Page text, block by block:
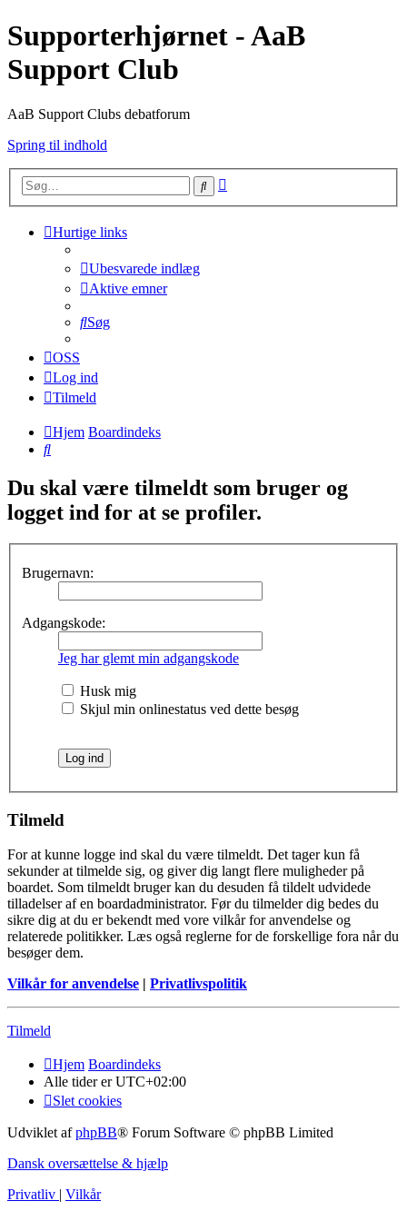
Supporterhjørnet - AaB
Support Club
AaB Support Clubs debatforum
Spring til indhold
Søg
Hurtige links
Ubesvarede indlæg
Aktive emner
Søg
OSS
Log ind
Tilmeld
Hjem Boardindeks
Søg
Du skal være tilmeldt som bruger og
logget ind for at se profiler.
Brugernavn:
Adgangskode:
Jeg har glemt min adgangskode
Husk mig
Skjul min onlinestatus ved dette besøg
Tilmeld
For at kunne logge ind skal du være tilmeldt. Det tager kun få
sekunder at tilmelde sig, og giver dig langt flere muligheder på
boardet. Som tilmeldt bruger kan du desuden få tildelt udvidede
tilladelser af en boardadministrator. Før du tilmelder dig bedes du
sikre dig at du er bekendt med vore vilkår for anvendelse og
relaterede politikker. Læs også reglerne for de forskellige fora når du
besøger dem.
Vilkår for anvendelse | Privatlivspolitik
Tilmeld
Hjem Boardindeks
Alle tider erUTC+02:00
Slet cookies
Udviklet afphpBB® Forum Software © phpBB Limited
Dansk oversættelse & hjælp
Privatliv | Vilkår